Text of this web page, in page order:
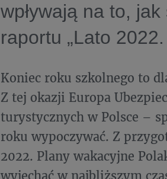
wpływają na to,
raportu „Lato
Koniec roku szkolnego to
Z tej okazji Europa
turystycznych w Polsce –
roku wypoczywać. Z
2022. Plany wakacyjne
wyjechać w najbliższym